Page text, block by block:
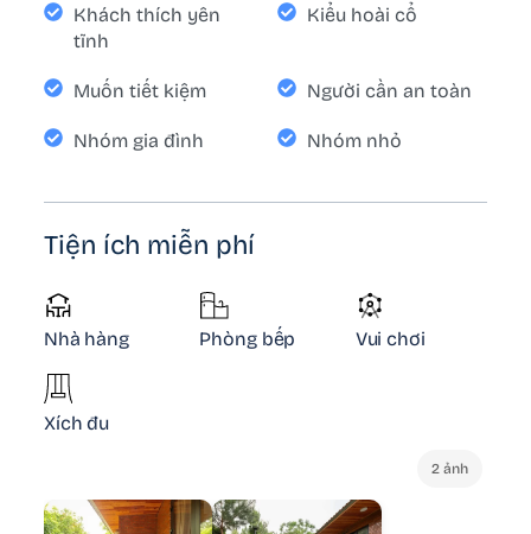
Khách thích yên
tĩnh
Kiểu hoài cổ
Muốn tiết kiệm Người cần an toàn
Nhóm gia đình Nhóm nhỏ
Tiện ích miễn phí
Nhà hàng Phòng bếp Vui chơi
Xích đu
2 ảnh